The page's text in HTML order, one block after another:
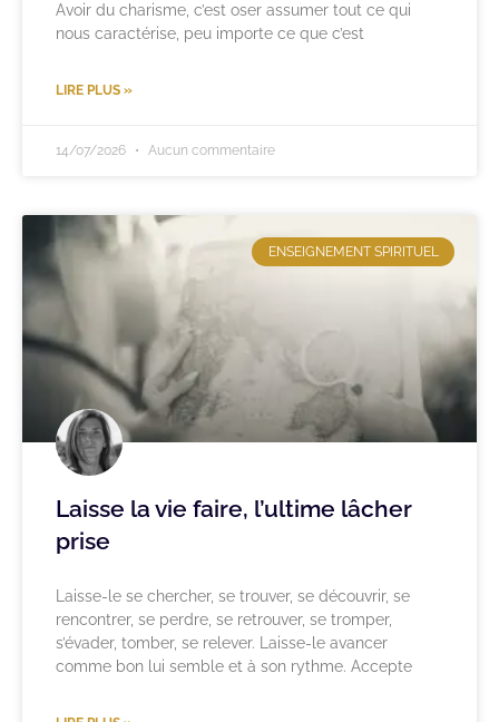
Avoir du charisme, c’est oser assumer tout ce qui
nous caractérise, peu importe ce que c’est
LIRE PLUS »
14/07/2026 Aucun commentaire
ENSEIGNEMENT SPIRITUEL
Laisse la vie faire, l’ultime lâcher
prise
Laisse-le se chercher, se trouver, se découvrir, se
rencontrer, se perdre, se retrouver, se tromper,
s’évader, tomber, se relever. Laisse-le avancer
comme bon lui semble et à son rythme. Accepte